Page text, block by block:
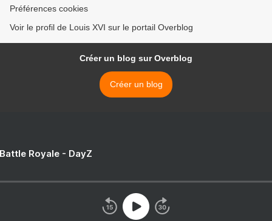
Préférences cookies
Voir le profil de Louis XVI sur le portail Overblog
Créer un blog sur Overblog
Créer un blog
Royale - DayZ